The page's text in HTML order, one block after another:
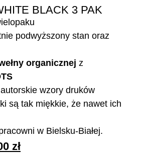
BLACK 3 PAK
podwyższony stan oraz
organicznej z
wzory druków
są tak miękkie, że nawet ich
w Bielsku-Białej.
zł